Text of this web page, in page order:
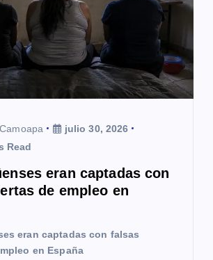
julio 30, 2026
Read
eran captadas con
de empleo en
eran captadas con falsas
en España